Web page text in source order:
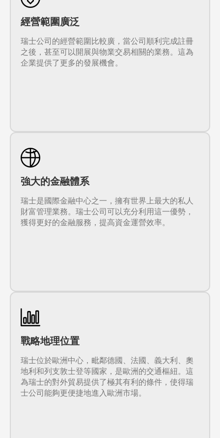
經營範圍廣泛
瑞士公司的經營範圍比較廣，當公司順利完成註冊
之後，甚至可以開展與物業交易相關的業務。這為
企業提供了更多的發展機會。
強大的金融體系
瑞士是國際金融中心之一，擁有世界上最大的私人
財富管理業務。瑞士公司可以充分利用這一優勢，
獲得更好的金融服務，提高資金運營效率。
戰略地理位置
瑞士位於歐洲中心，毗鄰德國、法國、義大利、奧
地利和列支敦士登等國家，是歐洲的交通樞紐。這
為瑞士的對外貿易提供了極其有利的條件，使得瑞
士公司能夠更便捷地進入歐洲市場。